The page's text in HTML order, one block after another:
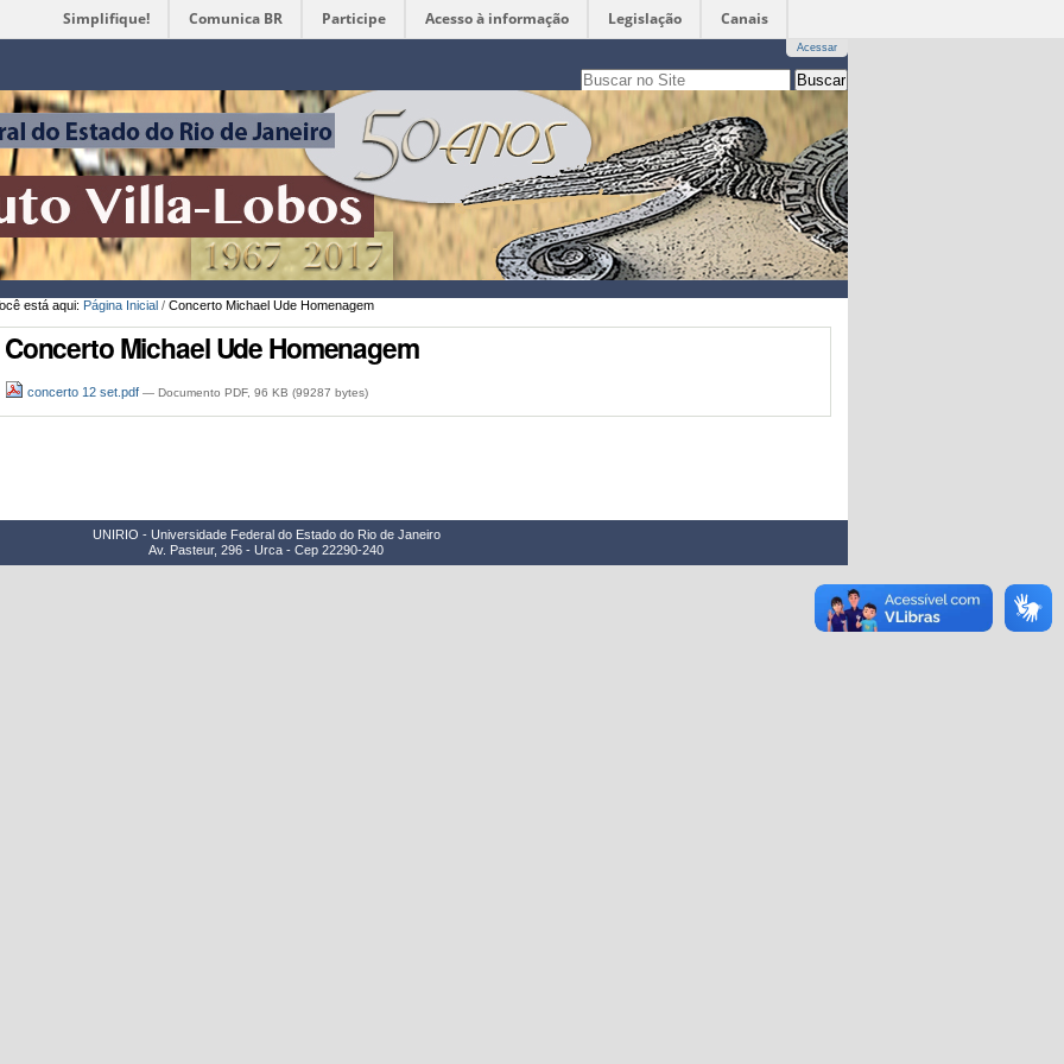
Simplifique! Comunica BR Participe Acesso à informação Legislação Canais
Acessar
Busca
apenas nesta seção
Busca
Avançada…
está aqui: Página Inicial / Concerto Michael Ude Homenagem
Concerto Michael Ude Homenagem
concerto 12 set.pdf — Documento PDF, 96 KB (99287 bytes)
UNIRIO - Universidade Federal do Estado do Rio de Janeiro
Av. Pasteur, 296 - Urca - Cep 22290-240